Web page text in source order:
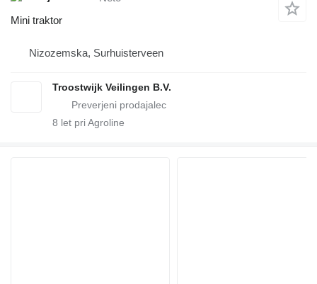
Mini traktor
Nizozemska, Surhuisterveen
Troostwijk Veilingen B.V.
8 let pri Agroline